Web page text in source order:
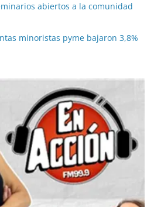
abiertos a la comunidad
minoristas pyme bajaron 3,8%